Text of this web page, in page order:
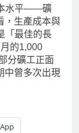
本水平——礦
，生產成本與
「最佳的長
的1,000
分礦工正面
曾多次出現